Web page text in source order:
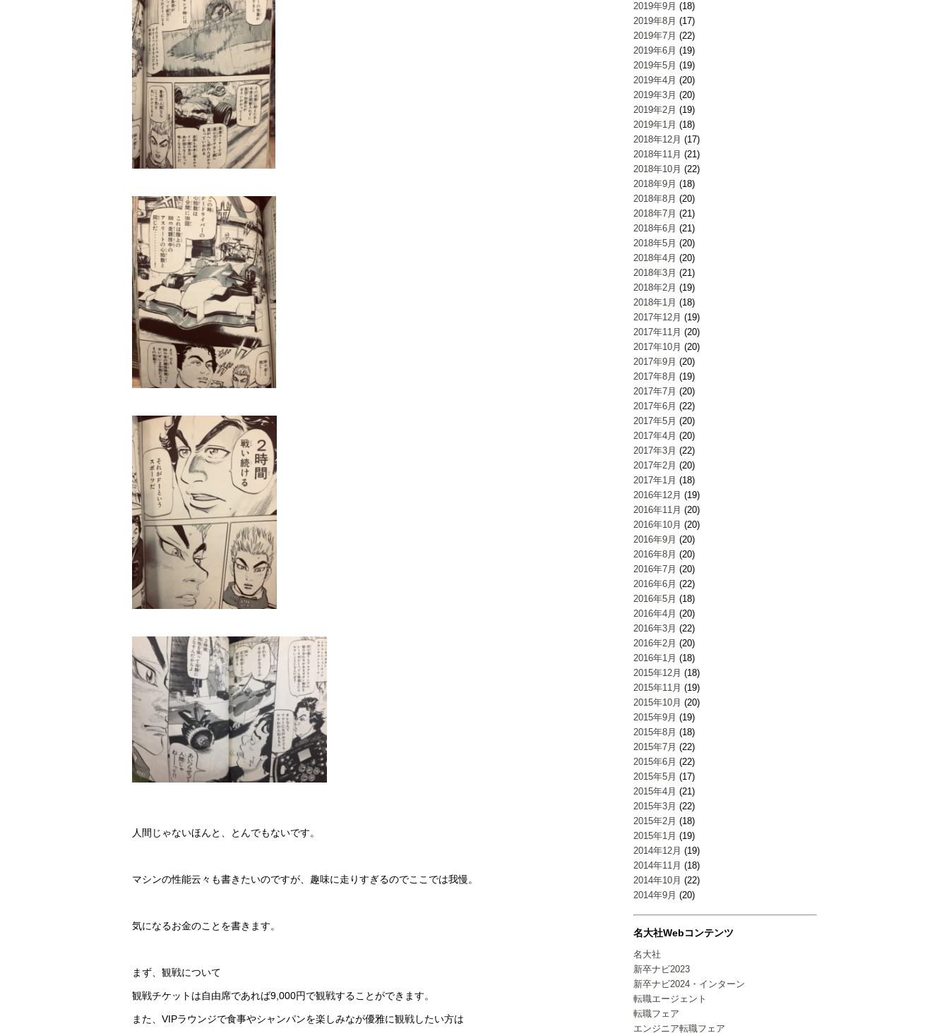
2019年9月 (18)
2019年8月 (17)
2019年7月 (22)
2019年6月 (19)
2019年5月 (19)
2019年4月 (20)
2019年3月 (20)
2019年2月 (19)
2019年1月 (18)
2018年12月 (17)
2018年11月 (21)
2018年10月 (22)
2018年9月 (18)
2018年8月 (20)
2018年7月 (21)
2018年6月 (21)
2018年5月 (20)
2018年4月 (20)
2018年3月 (21)
2018年2月 (19)
2018年1月 (18)
2017年12月 (19)
2017年11月 (20)
2017年10月 (20)
2017年9月 (20)
2017年8月 (19)
2017年7月 (20)
2017年6月 (22)
2017年5月 (20)
2017年4月 (20)
2017年3月 (22)
2017年2月 (20)
2017年1月 (18)
2016年12月 (19)
2016年11月 (20)
2016年10月 (20)
2016年9月 (20)
2016年8月 (20)
2016年7月 (20)
2016年6月 (22)
2016年5月 (18)
2016年4月 (20)
2016年3月 (22)
2016年2月 (20)
2016年1月 (18)
2015年12月 (18)
2015年11月 (19)
2015年10月 (20)
2015年9月 (19)
2015年8月 (18)
2015年7月 (22)
2015年6月 (22)
2015年5月 (17)
2015年4月 (21)
2015年3月 (22)
2015年2月 (18)
2015年1月 (19)
2014年12月 (19)
2014年11月 (18)
2014年10月 (22)
2014年9月 (20)
名大社Webコンテンツ
名大社
新卒ナビ2023
新卒ナビ2024・インターン
転職エージェント
転職フェア
エンジニア転職フェア
人間じゃないほんと、とんでもないです。
マシンの性能云々も書きたいのですが、趣味に走りすぎるのでここでは我慢。
気になるお金のことを書きます。
まず、観戦について
観戦チケットは自由席であれば9,000円で観戦することができます。
また、VIPラウンジで食事やシャンパンを楽しみなが優雅に観戦したい方は